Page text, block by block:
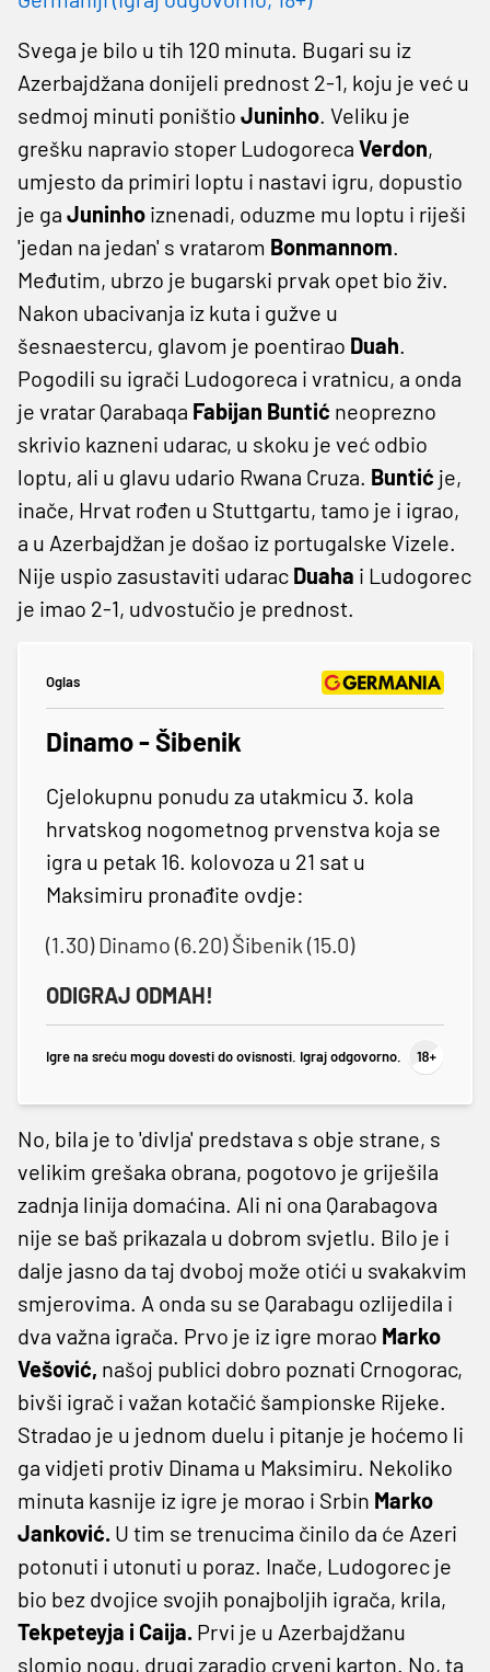
Svega je bilo u tih 120 minuta. Bugari su iz
Azerbajdžana donijeli prednost 2-1, koju je već u
sedmoj minuti poništio Juninho. Veliku je
grešku napravio stoper Ludogoreca Verdon,
umjesto da primiri loptu i nastavi igru, dopustio
je ga Juninho iznenadi, oduzme mu loptu i riješi
'jedan na jedan' s vratarom Bonmannom.
Međutim, ubrzo je bugarski prvak opet bio živ.
Nakon ubacivanja iz kuta i gužve u
šesnaestercu, glavom je poentirao Duah.
Pogodili su igrači Ludogoreca i vratnicu, a onda
je vratar Qarabaqa Fabijan Buntić neoprezno
skrivio kazneni udarac, u skoku je već odbio
loptu, ali u glavu udario Rwana Cruza. Buntić je,
inače, Hrvat rođen u Stuttgartu, tamo je i igrao,
a u Azerbajdžan je došao iz portugalske Vizele.
Nije uspio zasustaviti udarac Duaha i Ludogorec
je imao 2-1, udvostučio je prednost.
Oglas
Dinamo - Šibenik
Cjelokupnu ponudu za utakmicu 3. kola
hrvatskog nogometnog prvenstva koja se
igra u petak 16. kolovoza u 21 sat u
Maksimiru pronađite ovdje:
(1.30) Dinamo (6.20) Šibenik (15.0)
ODIGRAJ ODMAH!
Igre na sreću mogu dovesti do ovisnosti. Igraj odgovorno.
No, bila je to 'divlja' predstava s obje strane, s
velikim grešaka obrana, pogotovo je griješila
zadnja linija domaćina. Ali ni ona Qarabagova
nije se baš prikazala u dobrom svjetlu. Bilo je i
dalje jasno da taj dvoboj može otići u svakakvim
smjerovima. A onda su se Qarabagu ozlijedila i
dva važna igrača. Prvo je iz igre morao Marko
Vešović, našoj publici dobro poznati Crnogorac,
bivši igrač i važan kotačić šampionske Rijeke.
Stradao je u jednom duelu i pitanje je hoćemo li
ga vidjeti protiv Dinama u Maksimiru. Nekoliko
minuta kasnije iz igre je morao i Srbin Marko
Janković. U tim se trenucima činilo da će Azeri
potonuti i utonuti u poraz. Inače, Ludogorec je
bio bez dvojice svojih ponajboljih igrača, krila,
Tekpeteyja i Caija. Prvi je u Azerbajdžanu
slomio nogu, drugi zaradio crveni karton. No, ta